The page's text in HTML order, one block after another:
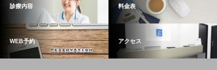
診療内容 料金表
WEB予約 アクセス